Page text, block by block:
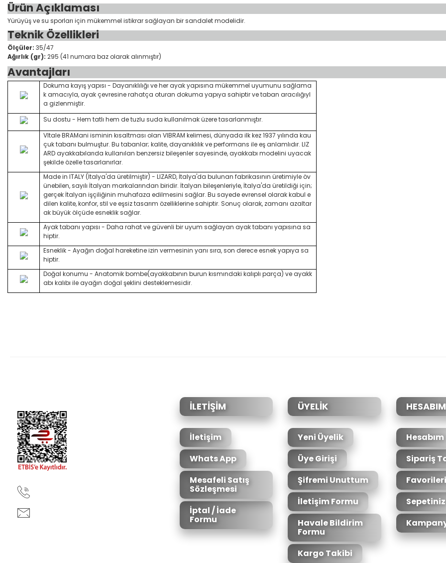
Ürün Açıklaması
Yürüyüş ve su sporları için mükemmel istikrar sağlayan bir sandalet modelidir.
Teknik Özellikleri
Ölçüler: 35/47
Ağırlık (gr): 295 (41 numara baz olarak alınmıştır)
Avantajları
Dokuma kayış yapısı - Dayanıklılığı ve her ayak yapısına mükemmel uyumunu sağlama
k amacıyla, ayak çevresine rahatça oturan dokuma yapıya sahiptir ve taban aracılığıyl
a gizlenmiştir.
Su dostu - Hem tatlı hem de tuzlu suda kullanılmak üzere tasarlanmıştır.
Vltale BRAMani isminin kısaltması olan VIBRAM kelimesi, dünyada ilk kez 1937 yılında kau
çuk tabanı bulmuştur. Bu tabanlar; kalite, dayanıklılık ve performans ile eş anlamlıdır. LIZ
ARD ayakkabılarıda kullanılan benzersiz bileşenler sayesinde, ayakkabı modelini uyacak
şekilde özelle tasarlanırlar.
Made in ITALY (İtalya'da üretilmiştir) - LIZARD, İtalya'da bulunan fabrikasının üretimiyle öv
ünebilen, sayılı İtalyan markalarından biridir. İtalyan bileşenleriyle, İtalya'da üretildiği için;
gerçek İtalyan işçiliğinin muhafaza edilmesini sağlar. Bu sayede evrensel olarak kabul e
dilen kalite, konfor, stil ve eşsiz tasarım özelliklerine sahiptir. Sonuç olarak, zamanı azaltar
ak büyük ölçüde esneklik sağlar.
Ayak tabanı yapısı - Daha rahat ve güvenli bir uyum sağlayan ayak tabanı yapısına sa
hiptir.
Esneklik - Ayağın doğal hareketine izin vermesinin yanı sıra, son derece esnek yapıya sa
hiptir.
Doğal konumu - Anatomik bombe(ayakkabının burun kısmındaki kalıplı parça) ve ayakk
abı kalıbı ile ayağın doğal şeklini desteklemesidir.
Ürün fiyatı diğer sitelerden daha pahalı.
Bu ürüne benzer farklı alternatifler olmalı.
İLETİŞİM
İletişim
Whats App
Mesafeli Satış
Sözleşmesi
İptal / İade
Formu
ÜYELİK
Yeni Üyelik
Üye Girişi
Şifremi Unuttum
İletişim Formu
Havale Bildirim
Formu
Kargo Takibi
HESABIM
Hesabım
Sipariş
Sepetiniz